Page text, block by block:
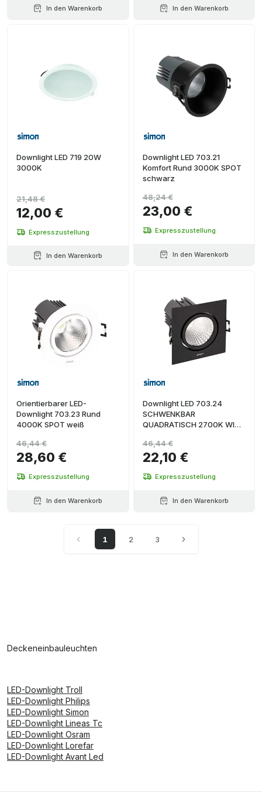
In den Warenkorb In den Warenkorb
Downlight LED 719 20W
3000K
12,00 €
21,48 €
Expresszustellung
In den Warenkorb
Downlight LED 703.21
Komfort Rund 3000K SPOT
schwarz
23,00 €
48,24 €
Expresszustellung
In den Warenkorb
Orientierbarer LED-
Downlight 703.23 Rund
4000K SPOT weiß
28,60 €
46,44 €
Expresszustellung
In den Warenkorb
Downlight LED 703.24
SCHWENKBAR
QUADRATISCH 2700K WIDE
22,10 €
46,44 €
Expresszustellung
In den Warenkorb
1 2 3
Deckeneinbauleuchten
LED-Downlight Troll
LED-Downlight Philips
LED-Downlight Simon
LED-Downlight Lineas Tc
LED-Downlight Osram
LED-Downlight Lorefar
LED-Downlight Avant Led